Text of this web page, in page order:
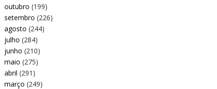
outubro (199)
setembro (226)
agosto (244)
julho (284)
junho (210)
maio (275)
abril (291)
março (249)